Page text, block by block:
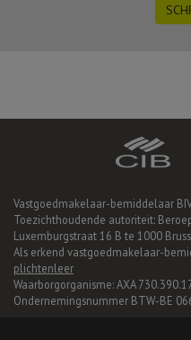
Vastgoedmakelaar-bemiddelaar
Toezichthoudende autoriteit:
Luxemburgstraat 16 B te 1000
Als erkend vastgoedmakelaar-
plichtenleer
Waarborgorganisme: AXA
Ondernemingsnummer BTW-BE